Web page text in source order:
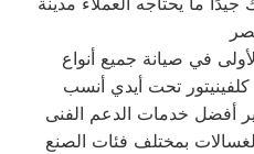
في صيانة جميع أنواع
تحت أيدي أنسب
بمختلف فئات الصنع